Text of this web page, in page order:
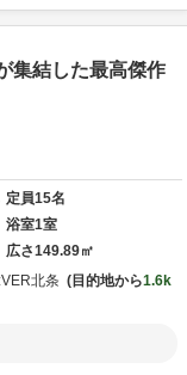
集結した最高傑作
定員15名
浴室1室
広さ149.89㎡
北条 目的地から1.6k